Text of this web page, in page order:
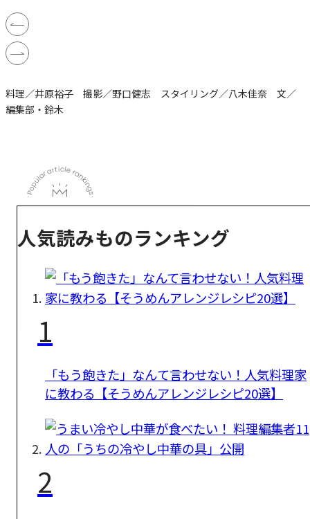
料理／井原裕子 撮影／野口健志 スタイリング／八木佳奈 文／
編集部・鈴木
人気読みものランキング
1
「もう飽きた」なんて言わせない！人気料理家
に教わる【そうめんアレンジレシピ20選】
2